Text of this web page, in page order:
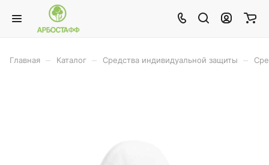
Главная Каталог Средства индивидуальной защиты